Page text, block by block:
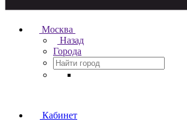
Москва
Назад
Города
Кабинет